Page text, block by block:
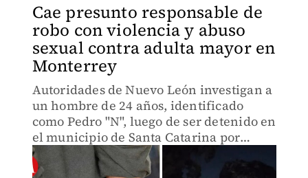
Cae presunto responsable de
robo con violencia y abuso
sexual contra adulta mayor en
Monterrey
Autoridades de Nuevo León investigan a
un hombre de 24 años, identificado
como Pedro "N", luego de ser detenido en
el municipio de Santa Catarina por
presuntamente agredir a un elemento
de la Policía de Monterrey.